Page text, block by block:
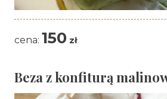
cena: 150 zł
Beza z konfiturą